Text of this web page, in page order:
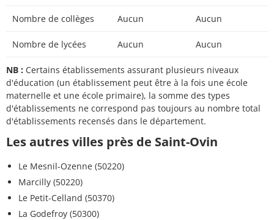
Nombre de collèges Aucun Aucun
Nombre de lycées Aucun Aucun
NB : Certains établissements assurant plusieurs niveaux
d'éducation (un établissement peut être à la fois une école
maternelle et une école primaire), la somme des types
d'établissements ne correspond pas toujours au nombre total
d'établissements recensés dans le département.
Les autres villes près de Saint-Ovin
Le Mesnil-Ozenne (50220)
Marcilly (50220)
Le Petit-Celland (50370)
La Godefroy (50300)